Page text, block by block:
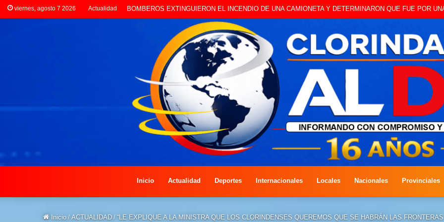
viernes, agosto 7 2026 Actualidad LA POLICÍA INVESTIGA ROBO A CAMBISTA OCURRIDO ESTE JUEVES
Inicio Actualidad Deportes Internacionales Locales Nacionales Provinciales
Inicio / ACTUALIDAD / “LE EXPLIQUE A LA MINISTRA QUE LOS CLORINDENSES QUEREMOS QUE SE HABRÁN LAS